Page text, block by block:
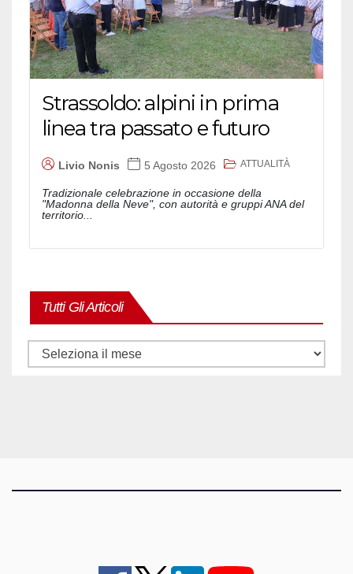
Strassoldo: alpini in prima
linea tra passato e futuro
Livio Nonis 5 Agosto 2026 ATTUALITÀ
Tradizionale celebrazione in occasione della
"Madonna della Neve", con autorità e gruppi ANA del
territorio...
Tutti Gli Articoli
Tutti